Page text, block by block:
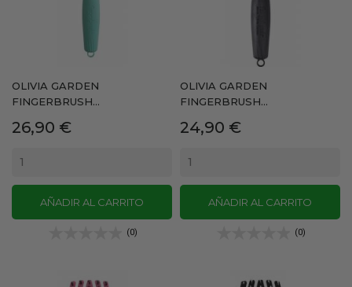
OLIVIA GARDEN
FINGERBRUSH...
Precio
26,90 €
AÑADIR AL CARRITO
(0)
OLIVIA GARDEN
FINGERBRUSH...
Precio
24,90 €
AÑADIR AL CARRITO
(0)